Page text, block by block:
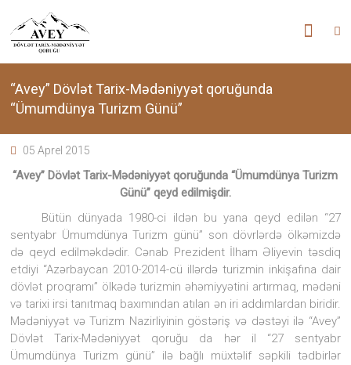
content
”AVEY”
DÖVLƏT
TARİX-
MƏDƏNİYYƏT
QORUĞU
Mədəniyyət
qoruğu
zəngin
tarixi
memarlıq
və
arxeoloji
abidələr
diyarı
“Avey” Dövlət Tarix-Mədəniyyət qoruğunda
“Ümumdünya Turizm Günü”
05 Aprel 2015
“Avey” Dövlət Tarix-Mədəniyyət qoruğunda “Ümumdünya Turizm
Günü” qeyd edilmişdir.
Bütün dünyada 1980-ci ildən bu yana qeyd edilən “27
sentyabr Ümumdünya Turizm günü” son dövrlərdə ölkəmizdə
də qeyd edilməkdədir. Cənab Prezident İlham Əliyevin təsdiq
etdiyi “Azərbaycan 2010-2014-cü illərdə turizmin inkişafına dair
dövlət proqramı” ölkədə turizmin əhəmiyyətini artırmaq, mədəni
və tarixi irsi tanıtmaq baxımından atılan ən iri addımlardan biridir.
Mədəniyyət və Turizm Nazirliyinin göstəriş və dəstəyi ilə “Avey”
Dövlət Tarix-Mədəniyyət qoruğu da hər il “27 sentyabr
Ümumdünya Turizm günü” ilə bağlı müxtəlif səpkili tədbirlər